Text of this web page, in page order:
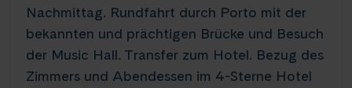
Nachmittag. Rundfahrt durch Porto mit der
bekannten und prächtigen Brücke und Besuch
der Music Hall. Transfer zum Hotel. Bezug des
Zimmers und Abendessen im 4-Sterne Hotel